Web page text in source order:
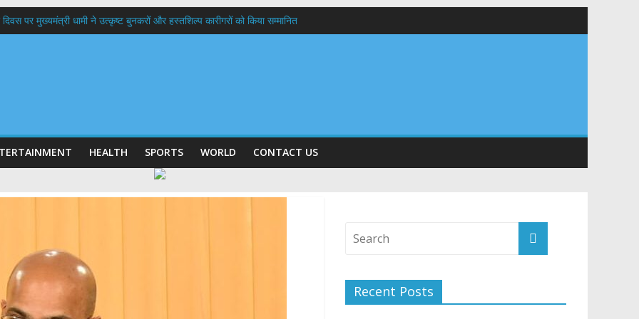
दिवस पर मुख्यमंत्री धामी ने उत्कृष्ट बुनकरों और हस्तशिल्प कारीगरों को किया सम्मानित
क्षत्रिय कल्याण समिति की वेबसाइट एवं क्षत्रिय जागरण स्मारिका का किया विमोचन
HEALTH SPORTS WORLD CONTACT US
Recent Posts